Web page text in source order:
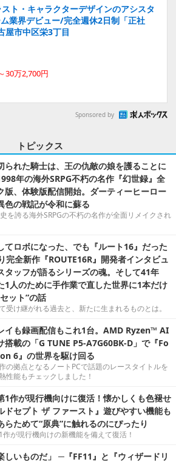
スト・キャラクターデザインのアシスタ
業界デビュー/完全週休2日制「正社
屋市中区栄3丁目
30万2,700円
Sponsored by
トピックス
られた騎士は、王の仇敵の娘を護ることに
年の海外SRPG不朽の名作『幻世録』全
版、体験版配信開始。ダーティーヒーロー
色の戦記が令和に蘇る
を誇る海外SRPGの不朽の名作が全面リメイクされ
てロボになった、でも『ルート16』だった
全新作『ROUTE16R』開発者インタビュ
タッフが語るシリーズの魂。そして41年
1人のために手作業で直した世界に1本だけ
ット”の話
受け継がれる過去と、新たに生まれるものとは。
イも録画配信もこれ1台。AMD Ryzen™ AI
搭載の「G TUNE P5-A7G60BK-D」で『Fo
6』の世界を駆け回る
の拠点となるノートPCで話題のレースタイトルを
性能もチェックしました！
1作が現行機向けに復活！懐かしくも色褪せ
ドセプト ザ ファースト』遊びやすい機能も
らためて“原典”に触れるのにぴったり
作が現行機向けの新機能を備えて復活！
しいものだ」 ─『FF11』と『ウィザードリ